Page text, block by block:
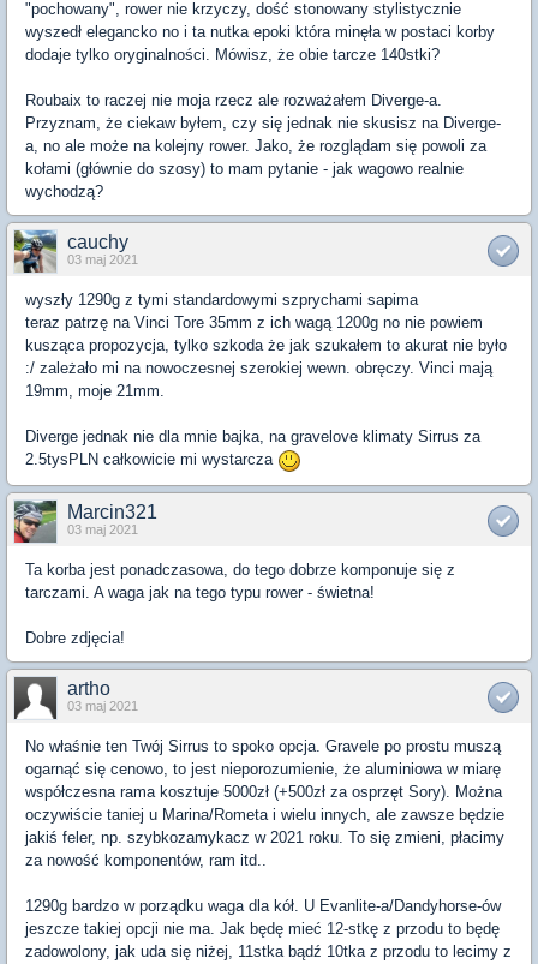
"pochowany", rower nie krzyczy, dość stonowany stylistycznie
wyszedł elegancko no i ta nutka epoki która minęła w postaci korby
dodaje tylko oryginalności. Mówisz, że obie tarcze 140stki?
Roubaix to raczej nie moja rzecz ale rozważałem Diverge-a.
Przyznam, że ciekaw byłem, czy się jednak nie skusisz na Diverge-
a, no ale może na kolejny rower. Jako, że rozglądam się powoli za
kołami (głównie do szosy) to mam pytanie - jak wagowo realnie
wychodzą?
cauchy
03 maj 2021
wyszły 1290g z tymi standardowymi szprychami sapima
teraz patrzę na Vinci Tore 35mm z ich wagą 1200g no nie powiem
kusząca propozycja, tylko szkoda że jak szukałem to akurat nie było
:/ zależało mi na nowoczesnej szerokiej wewn. obręczy. Vinci mają
19mm, moje 21mm.
Diverge jednak nie dla mnie bajka, na gravelove klimaty Sirrus za
2.5tysPLN całkowicie mi wystarcza
Marcin321
03 maj 2021
Ta korba jest ponadczasowa, do tego dobrze komponuje się z
tarczami. A waga jak na tego typu rower - świetna!
Dobre zdjęcia!
artho
03 maj 2021
No właśnie ten Twój Sirrus to spoko opcja. Gravele po prostu muszą
ogarnąć się cenowo, to jest nieporozumienie, że aluminiowa w miarę
współczesna rama kosztuje 5000zł (+500zł za osprzęt Sory). Można
oczywiście taniej u Marina/Rometa i wielu innych, ale zawsze będzie
jakiś feler, np. szybkozamykacz w 2021 roku. To się zmieni, płacimy
za nowość komponentów, ram itd..
1290g bardzo w porządku waga dla kół. U Evanlite-a/Dandyhorse-ów
jeszcze takiej opcji nie ma. Jak będę mieć 12-stkę z przodu to będę
zadowolony, jak uda się niżej, 11stka bądź 10tka z przodu to lecimy z